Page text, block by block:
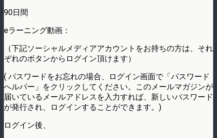
90日間
eラーニング動画：
（下記ソーシャルメディアアカウントをお持ちの方は、それ
ぞれのボタンからログイン頂けます）
( パスワードをお忘れの場合、ログイン画面で「パスワード
へルパー」をクリックしてください。このメールマガジンが
届いているメールアドレスを入力すれば、新しいパスワード
が発行され、ログインすることができます。)
ログイン後、